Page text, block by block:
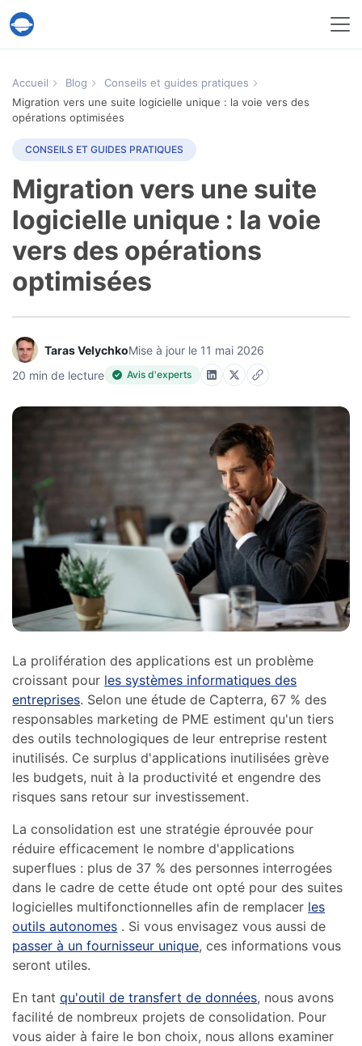
Service Help Desk Migration
Accueil Blog
Conseils et guides pratiques
Migration vers une suite logicielle unique : la voie vers des
opérations optimisées
CONSEILS ET GUIDES PRATIQUES
Migration vers une suite
logicielle unique : la voie
vers des opérations
optimisées
Taras VelychkoMise à jour le 11 mai 2026
20 min de lecture
Avis d'experts
La prolifération des applications est un problème
croissant pour les systèmes informatiques des
entreprises. Selon une étude de Capterra, 67 % des
responsables marketing de PME estiment qu'un tiers
des outils technologiques de leur entreprise restent
inutilisés. Ce surplus d'applications inutilisées grève
les budgets, nuit à la productivité et engendre des
risques sans retour sur investissement.
La consolidation est une stratégie éprouvée pour
réduire efficacement le nombre d'applications
superflues : plus de 37 % des personnes interrogées
dans le cadre de cette étude ont opté pour des suites
logicielles multifonctionnelles afin de remplacer les
outils autonomes . Si vous envisagez vous aussi de
passer à un fournisseur unique, ces informations vous
seront utiles.
En tantqu'outil de transfert de données, nous avons
facilité de nombreux projets de consolidation. Pour
vous aider à faire le bon choix, nous allons examiner